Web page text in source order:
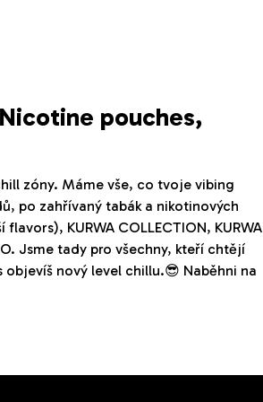
pouches,
zóny. Máme vše, co tvoje vibing
po zahřívaný tabák a nikotinových
KURWA COLLECTION, KURWA
Jsme tady pro všechny, kteří chtějí
nový level chillu.😎 Naběhni na